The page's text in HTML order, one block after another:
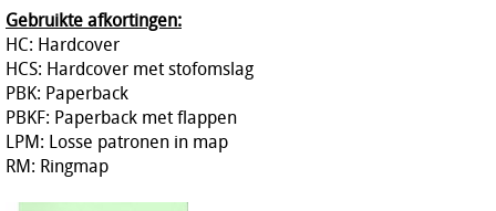
Gebruikte afkortingen:
HC: Hardcover
HCS: Hardcover met stofomslag
PBK: Paperback
PBKF: Paperback met flappen
LPM: Losse patronen in map
RM: Ringmap